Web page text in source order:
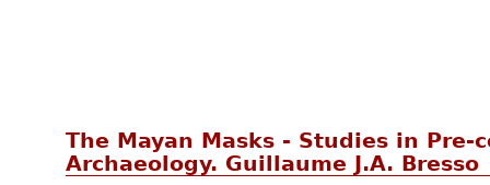
The Mayan Masks - Studies in Pre-
Archaeology. Guillaume J.A. Bresso